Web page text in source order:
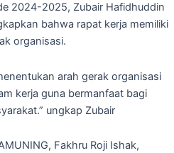
2024-2025, Zubair Hafidhuddin
bahwa rapat kerja memiliki
organisasi.
arah gerak organisasi
kerja guna bermanfaat bagi
ungkap Zubair
Fakhru Roji Ishak,